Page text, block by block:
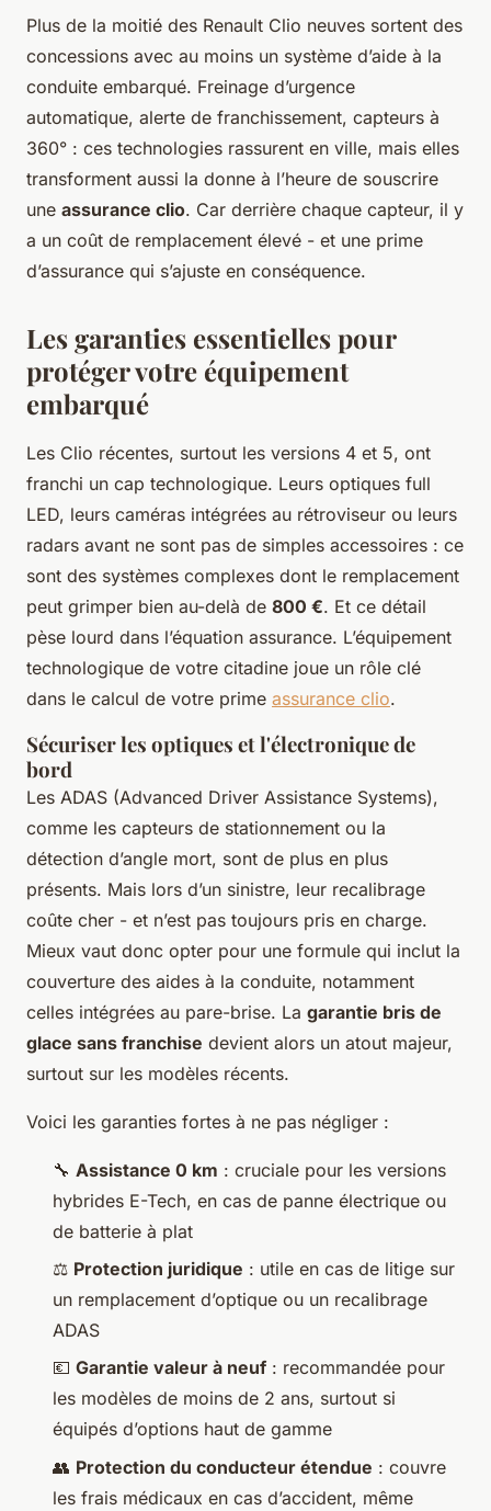
Plus de la moitié des Renault Clio neuves sortent des
concessions avec au moins un système d’aide à la
conduite embarqué. Freinage d’urgence
automatique, alerte de franchissement, capteurs à
360° : ces technologies rassurent en ville, mais elles
transforment aussi la donne à l’heure de souscrire
une assurance clio. Car derrière chaque capteur, il y
a un coût de remplacement élevé - et une prime
d’assurance qui s’ajuste en conséquence.
Les garanties essentielles pour
protéger votre équipement
embarqué
Les Clio récentes, surtout les versions 4 et 5, ont
franchi un cap technologique. Leurs optiques full
LED, leurs caméras intégrées au rétroviseur ou leurs
radars avant ne sont pas de simples accessoires : ce
sont des systèmes complexes dont le remplacement
peut grimper bien au-delà de 800 €. Et ce détail
pèse lourd dans l’équation assurance. L’équipement
technologique de votre citadine joue un rôle clé
dans le calcul de votre prime assurance clio.
Sécuriser les optiques et l'électronique de
bord
Les ADAS (Advanced Driver Assistance Systems),
comme les capteurs de stationnement ou la
détection d’angle mort, sont de plus en plus
présents. Mais lors d’un sinistre, leur recalibrage
coûte cher - et n’est pas toujours pris en charge.
Mieux vaut donc opter pour une formule qui inclut la
couverture des aides à la conduite, notamment
celles intégrées au pare-brise. La garantie bris de
glace sans franchise devient alors un atout majeur,
surtout sur les modèles récents.
Voici les garanties fortes à ne pas négliger :
🔧 Assistance 0 km : cruciale pour les versions
hybrides E-Tech, en cas de panne électrique ou
de batterie à plat
⚖️ Protection juridique : utile en cas de litige sur
un remplacement d’optique ou un recalibrage
ADAS
💶 Garantie valeur à neuf : recommandée pour
les modèles de moins de 2 ans, surtout si
équipés d’options haut de gamme
👥 Protection du conducteur étendue : couvre
les frais médicaux en cas d’accident, même